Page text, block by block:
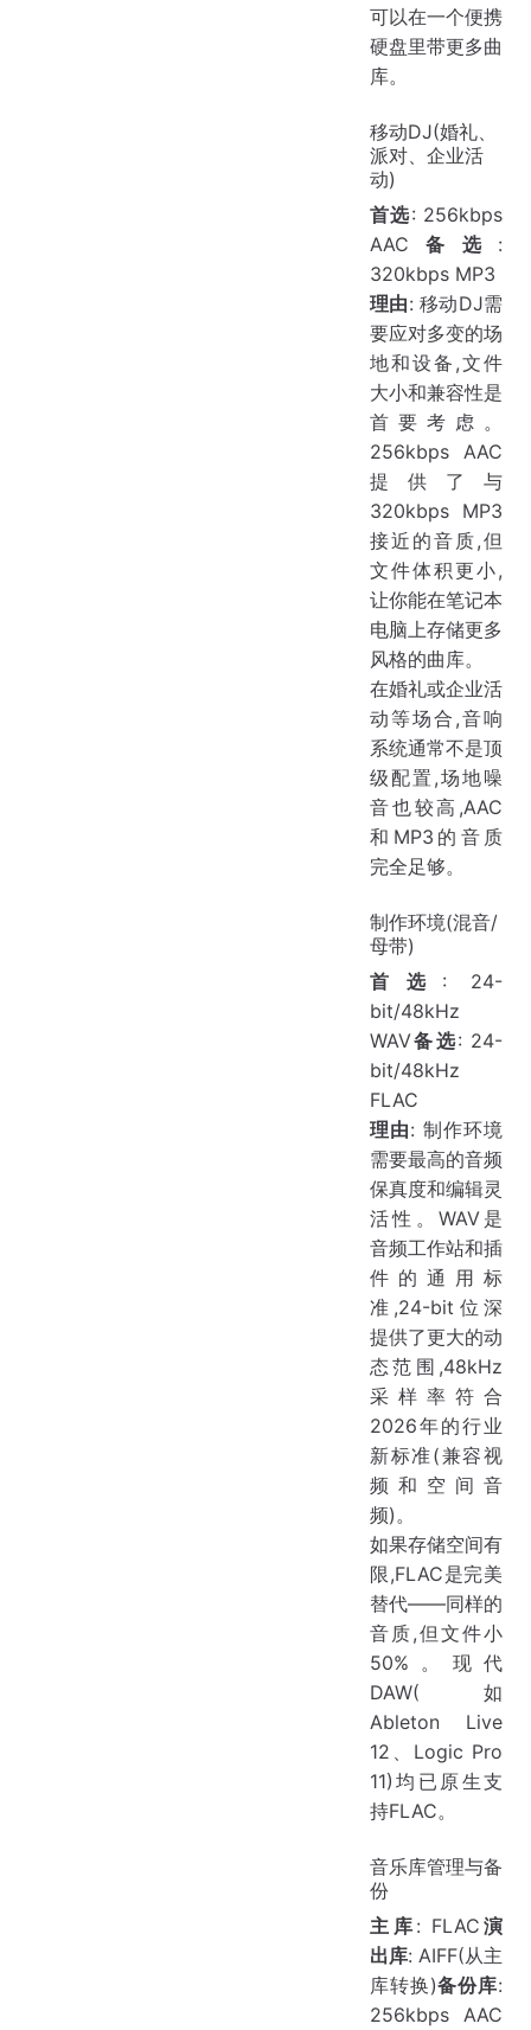
可以在一个便携
硬盘里带更多曲
库。
移动DJ(婚礼、
派对、企业活
动)
首选: 256kbps
AAC 备选 :
320kbps MP3
理由: 移动DJ需
要应对多变的场
地和设备,文件
大小和兼容性是
首要考虑。
256kbps AAC
提供了与
320kbps MP3
接近的音质,但
文件体积更小,
让你能在笔记本
电脑上存储更多
风格的曲库。
在婚礼或企业活
动等场合,音响
系统通常不是顶
级配置,场地噪
音也较高,AAC
和MP3的音质
完全足够。
制作环境(混音/
母带)
首选 : 24-
bit/48kHz
WAV备选: 24-
bit/48kHz
FLAC
理由: 制作环境
需要最高的音频
保真度和编辑灵
活性。WAV是
音频工作站和插
件的通用标
准,24-bit位深
提供了更大的动
态范围,48kHz
采样率符合
2026年的行业
新标准(兼容视
频和空间音
频)。
如果存储空间有
限,FLAC是完美
替代——同样的
音质,但文件小
50%。现代
DAW(如
Ableton Live
12、Logic Pro
11)均已原生支
持FLAC。
音乐库管理与备
份
主库 : FLAC 演
出库: AIFF(从主
库转换)备份库:
256kbps AAC